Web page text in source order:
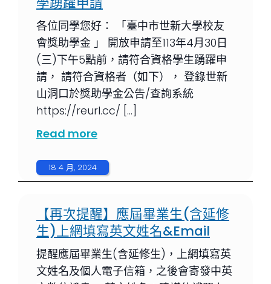
各位同學您好： 「臺中市世新大學校友
會獎助學金 」 開放申請至113年4月30日
(三)下午5點前，請符合資格學生踴躍申
請， 請符合資格者（如下）， 登錄世新
山洞口於獎助學金公告/查詢系統
https://reurl.cc/ […]
Read more
18 4 月, 2024
【再次提醒】應屆畢業生(含延修
生)上網填寫英文姓名&Email
提醒應屆畢業生(含延修生)，上網填寫英
文姓名及個人電子信箱，之後會寄發中英